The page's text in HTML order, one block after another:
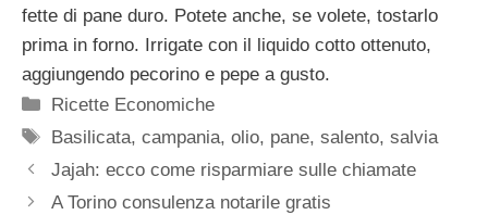
fette di pane duro. Potete anche, se volete, tostarlo
prima in forno. Irrigate con il liquido cotto ottenuto,
aggiungendo pecorino e pepe a gusto.
Categorie
Ricette Economiche
Tag
Basilicata,campania,olio, pane,salento,salvia
Jajah: ecco come risparmiare sulle chiamate
A Torino consulenza notarile gratis